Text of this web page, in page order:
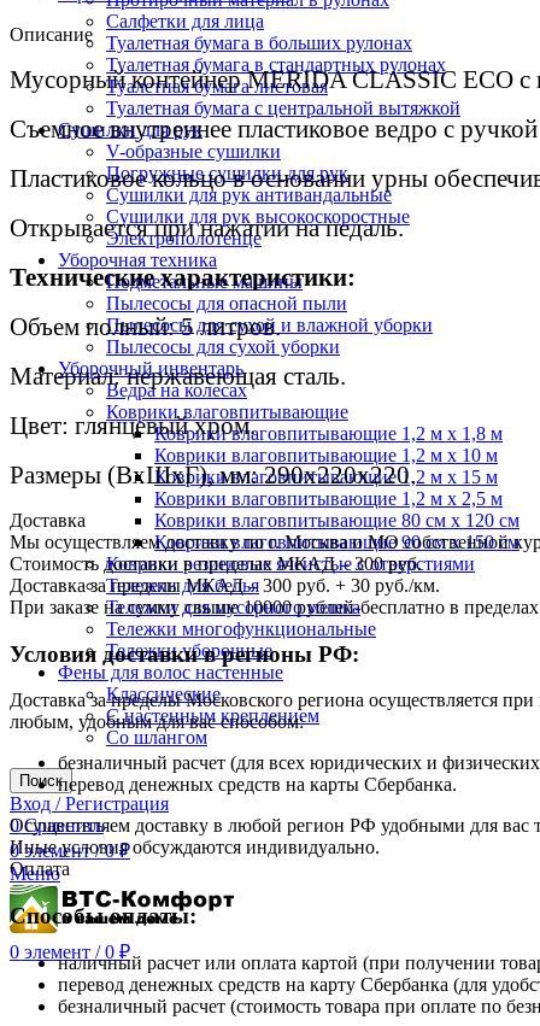
Салфетки для лица
Туалетная бумага в больших рулонах
Туалетная бумага в стандартных рулонах
Туалетная бумага листовая
Туалетная бумага с центральной вытяжкой
Сушилки для рук
V-образные сушилки
Погружные сушилки для рук
Сушилки для рук антивандальные
Сушилки для рук высокоскоростные
Электрополотенце
Уборочная техника
Подметальные машины
Пылесосы для опасной пыли
Пылесосы для сухой и влажной уборки
Пылесосы для сухой уборки
Уборочный инвентарь
Ведра на колесах
Коврики влаговпитывающие
Коврики влаговпитывающие 1,2 м х 1,8 м
Коврики влаговпитывающие 1,2 м х 10 м
Коврики влаговпитывающие 1,2 м х 15 м
Коврики влаговпитывающие 1,2 м х 2,5 м
Коврики влаговпитывающие 80 см х 120 см
Коврики влаговпитывающие 90 см х 150 см
Коврики резиновые ячеистые с отверстиями
Тележки для белья
Тележки для мусорного мешка
Тележки многофункциональные
Тележки уборочные
Фены для волос настенные
Классические
С настенным креплением
Со шлангом
Поиск
Вход / Регистрация
0 Сравнить
0элемент / 0₽
Меню
0 элемент / 0 ₽
Описание
Мусорный контейнер MERIDA CLASSIC ECO с
Съемное внутреннее пластиковое ведро с
Пластиковое кольцо в основании урны
Открывается при нажатии на педаль.
Технические характеристики:
Объем полный: 5 литров.
Материал: нержавеющая сталь.
Цвет: глянцевый хром.
Размеры (ВхШхГ), мм: 290х220х220.
Доставка
Мы осуществляем доставку по г. Москва и МО собственной
Стоимость доставки в пределах МКАД – 300 руб.
Доставка за пределы МКАД – 300 руб. + 30 руб./км.
При заказе на сумму свыше 10000 рублей-бесплатно в
Условия доставки в регионы РФ:
Доставка за пределы Московского региона осуществляется
любым, удобным для вас способом:
безналичный расчет (для всех юридических и
перевод денежных средств на карты Сбербанка.
Осуществляем доставку в любой регион РФ удобными для
Иные условия обсуждаются индивидуально.
Оплата
Способы оплаты:
наличный расчет или оплата картой (при получении
перевод денежных средств на карту Сбербанка (для
безналичный расчет (стоимость товара при оплате по